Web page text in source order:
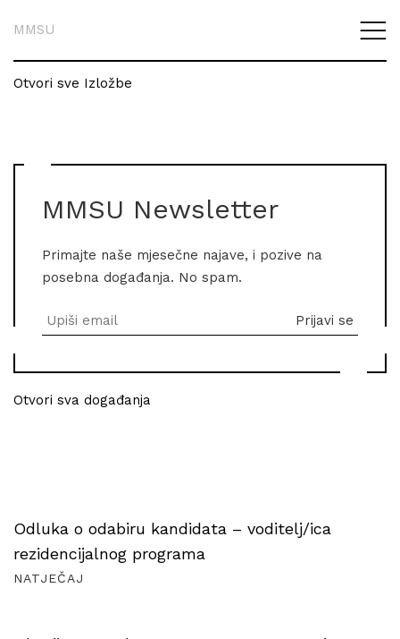
MMSU
Otvori sve Izložbe
MMSU Newsletter
Primajte naše mjesečne najave, i pozive na
posebna događanja. No spam.
Otvori sva događanja
Odluka o odabiru kandidata – voditelj/ica
rezidencijalnog programa
NATJEČAJ